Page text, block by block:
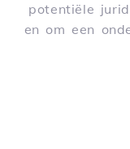
potentiële
en om een